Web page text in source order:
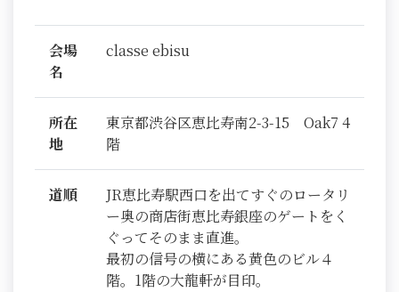
会場
名
classe ebisu
所在
地
東京都渋谷区恵比寿南2-3-15 Oak7 4
階
道順
JR恵比寿駅西口を出てすぐのロータリ
ー奥の商店街恵比寿銀座のゲートをく
ぐってそのまま直進。
最初の信号の横にある黄色のビル４
階。1階の大龍軒が目印。